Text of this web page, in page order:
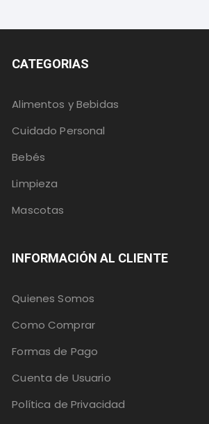
CATEGORIAS
Alimentos y Bebidas
Cuidado Personal
Bebés
Limpieza
Mascotas
INFORMACIÓN AL CLIENTE
Quienes Somos
Como Comprar
Formas de Pago
Cuenta de Usuario
Política de Privacidad